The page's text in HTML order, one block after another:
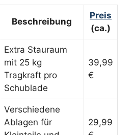
Beschreibung
Preis
(ca.)
Extra Stauraum
mit 25 kg
Tragkraft pro
Schublade
39,99
€
Verschiedene
Ablagen für
29,99